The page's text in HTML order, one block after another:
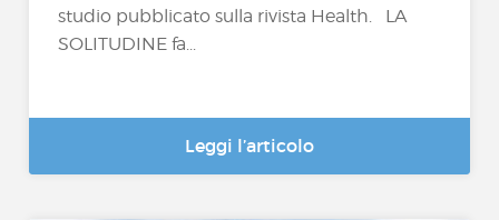
studio pubblicato sulla rivista Health. LA
SOLITUDINE fa...
Leggi l’articolo